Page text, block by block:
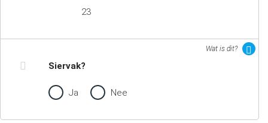
23
Wat is dit?
Siervak?
Ja Nee